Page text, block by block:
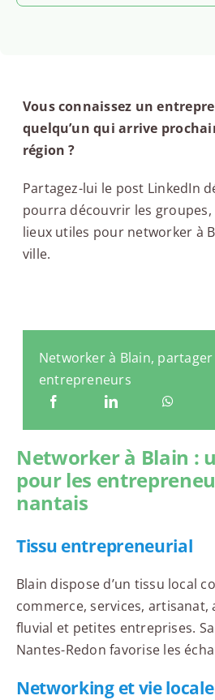
Vous connaissez un
quelqu’un qui arrive
région ?
Partagez-lui le post LinkedIn
pourra découvrir les
lieux utiles pour networker à
ville.
Networker à Blain,
entrepreneurs
Networker à Blain :
pour les
nantais
Tissu entrepreneurial
Blain dispose d’un tissu local
commerce, services,
fluvial et petites entreprises.
Nantes-Redon favorise les
Networking et vie locale